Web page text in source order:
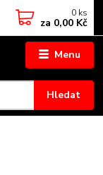
Menu
Hledat
0 ks
za 0,00 Kč